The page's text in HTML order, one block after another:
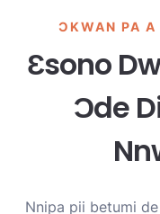
ƆKWAN PA A
Ɛsono
Ɔde
Nnipa pii betumi